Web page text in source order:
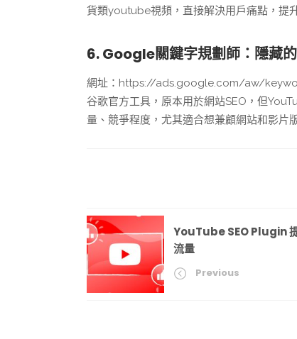
貨類youtube視頻，直接解決用戶痛點，提
6. Google關鍵字規劃師：隱藏
網址：https://ads.google.com/aw/
谷歌官方工具，原本用於網站SEO，但
量、競爭程度，尤其適合想兼顧網站和影片
YouTube SEO Plugin
流量
Previous